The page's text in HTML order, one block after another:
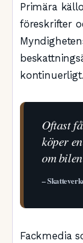
Primära
föreskrifter
kontinuerligt.
Oftast
köper
om
–
Fackmedia